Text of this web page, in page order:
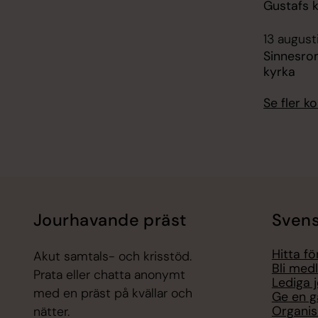
Gustafs
13
kyrka
Se fler
Jourhavande präst
Akut samtals- och krisstöd.
Prata eller chatta anonymt
med en präst på kvällar och
nätter.
Hitta
Bli
Lediga
Ge en